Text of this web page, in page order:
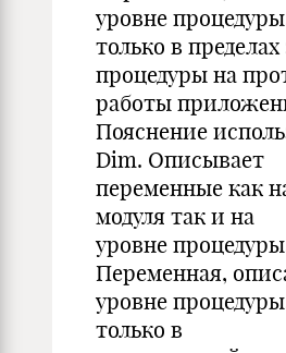
уровне
только в
процедуры на
работы
Пояснение
Dim. Описывает
переменные как
модуля так и на
уровне
Переменная,
уровне
только в